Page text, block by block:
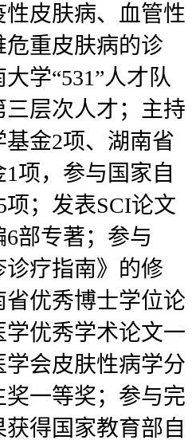
皮肤病、血管性
危重皮肤病的诊
学“531”人才队
层次人才；主持
基金2项、湖南省
项，参与国家自
项；发表SCI论文
6部专著；参与
诊疗指南》的修
省优秀博士学位论
优秀学术论文一
会皮肤性病学分
一等奖；参与完
得国家教育部自